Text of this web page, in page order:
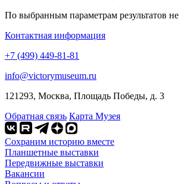
По выбранным параметрам результатов не
Контактная информация
+7 (499) 449-81-81
info@victorymuseum.ru
121293, Москва, Площадь Победы, д. 3
Обратная связь Карта Музея
Сохраним историю вместе
Планшетные выставки
Передвижные выставки
Вакансии